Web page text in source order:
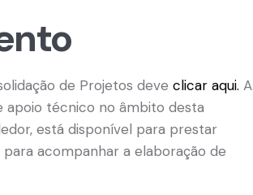
de Projetos deve clicar aqui. A
apoio técnico no âmbito desta
está disponível para prestar
acompanhar a elaboração de